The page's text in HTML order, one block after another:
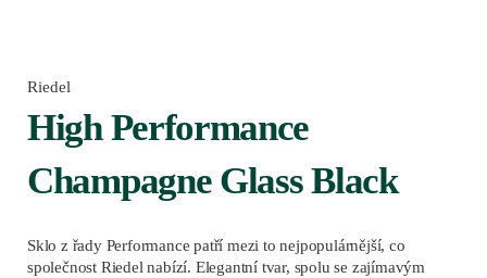
Riedel
High Performance
Champagne Glass Black
Sklo z řady Performance patří mezi to nejpopulárnější, co
společnost Riedel nabízí. Elegantní tvar, spolu se zajímavým